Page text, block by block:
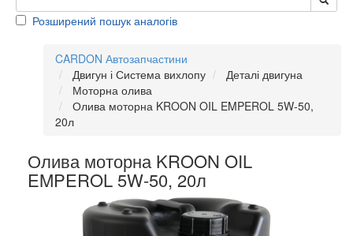
Розширений пошук аналогів
CARDON Автозапчастини
Двигун і Система вихлопу
Деталі двигуна
Моторна олива
Олива моторна KROON OIL EMPEROL 5W-50,
20л
Олива моторна KROON OIL
EMPEROL 5W-50, 20л